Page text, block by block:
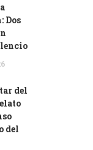
Dos
del
del